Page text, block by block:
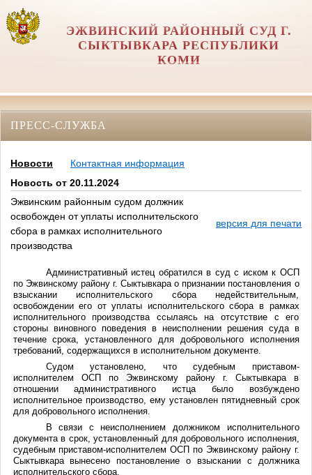
ЭЖВИНСКИЙ РАЙОННЫЙ СУД Г.
СЫКТЫВКАРА РЕСПУБЛИКИ
КОМИ
ПРЕСС-СЛУЖБА
Новости
Контактная информация
Новость от 20.11.2024
Эжвинским районным судом должник
освобожден от уплаты исполнительского
сбора в рамках исполнительного
производства
версия для печати
Административный истец обратился в суд с иском к ОСП
по Эжвинскому району г. Сыктывкара о признании постановления о
взыскании исполнительского сбора недействительным,
освобождении его от уплаты исполнительского сбора в рамках
исполнительного производства ссылаясь на отсутствие с его
стороны виновного поведения в неисполнении решения суда в
течение срока, установленного для добровольного исполнения
требований, содержащихся в исполнительном документе.
Судом установлено, что судебным приставом-
исполнителем ОСП по Эжвинскому району г. Сыктывкара в
отношении административного истца было возбуждено
исполнительное производство, ему установлен пятидневный срок
для добровольного исполнения.
В связи с неисполнением должником исполнительного
документа в срок, установленный для добровольного исполнения,
судебным приставом-исполнителем ОСП по Эжвинскому району г.
Сыктывкара вынесено постановление о взыскании с должника
исполнительского сбора.